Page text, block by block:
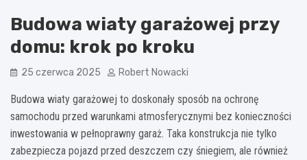
Budowa wiaty garażowej przy
domu: krok po kroku
25 czerwca 2025 Robert Nowacki
Budowa wiaty garażowej to doskonały sposób na ochronę
samochodu przed warunkami atmosferycznymi bez konieczności
inwestowania w pełnoprawny garaż. Taka konstrukcja nie tylko
zabezpiecza pojazd przed deszczem czy śniegiem, ale również